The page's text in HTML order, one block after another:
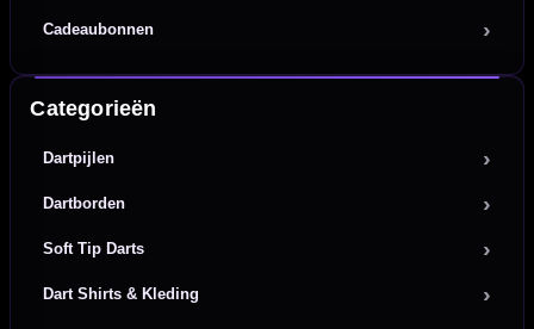
Cadeaubonnen
Categorieën
Dartpijlen
Dartborden
Soft Tip Darts
Dart Shirts & Kleding